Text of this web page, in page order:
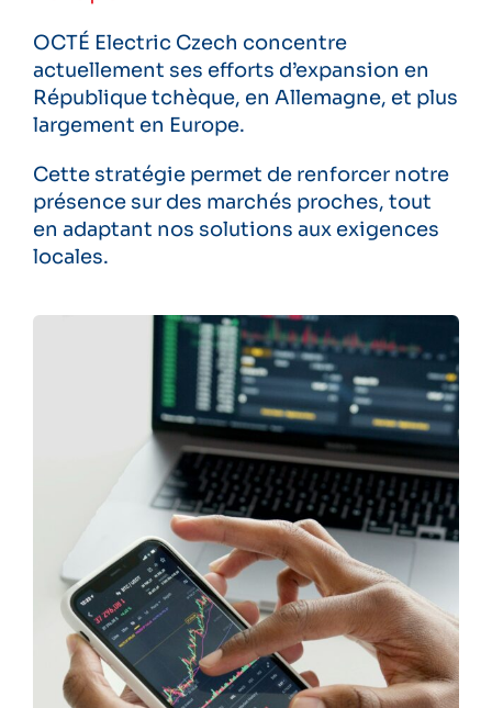
OCTÉ Electric Czech concentre
actuellement ses efforts d’expansion en
République tchèque, en Allemagne, et plus
largement en Europe.
Cette stratégie permet de renforcer notre
présence sur des marchés proches, tout
en adaptant nos solutions aux exigences
locales.